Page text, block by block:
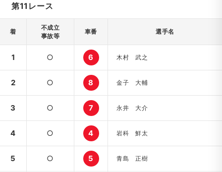
第11レース
着
不成立
事故等
車番 選手名
1 ○ 6 木村 武之
2 ○ 8 金子 大輔
3 ○ 7 永井 大介
4 ○ 4 岩科 鮮太
5 ○ 5 青島 正樹